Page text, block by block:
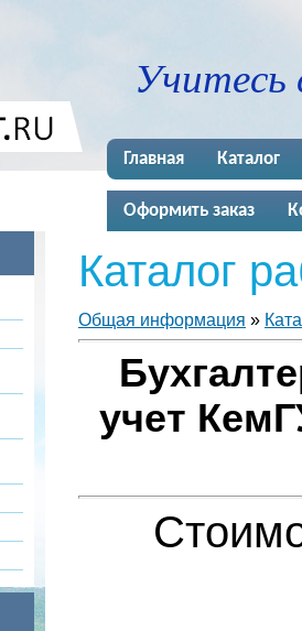
Учитесь
Главная Каталог
Оформить заказ
Каталог
Общая информация »
учет